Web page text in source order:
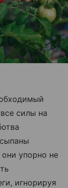
силы на
упорно не
игнорируя